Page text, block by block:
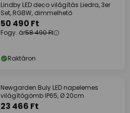
Lindby LED deco világítás Liedra, 3er
Set, RGBW, dimmelhető
50 490 Ft
Fogy. ár58 490 Ft
Raktáron
Newgarden Buly LED napelemes
világítógömb IP65, Ø 20cm
23 466 Ft